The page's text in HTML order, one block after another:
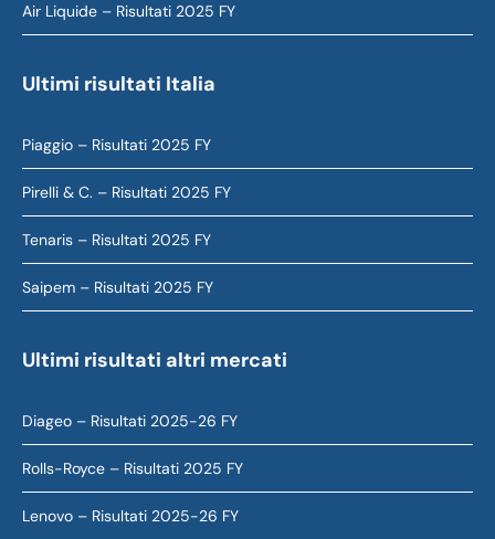
Air Liquide – Risultati 2025 FY
Ultimi risultati Italia
Piaggio – Risultati 2025 FY
Pirelli & C. – Risultati 2025 FY
Tenaris – Risultati 2025 FY
Saipem – Risultati 2025 FY
Ultimi risultati altri mercati
Diageo – Risultati 2025-26 FY
Rolls-Royce – Risultati 2025 FY
Lenovo – Risultati 2025-26 FY